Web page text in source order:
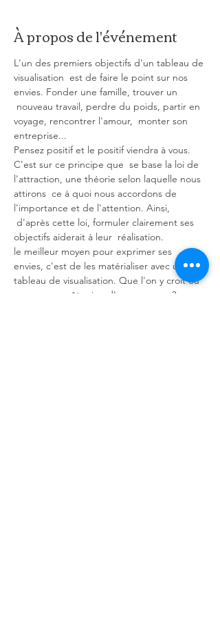
À propos de l'événement
L'un des premiers objectifs d'un tableau de
visualisation  est de faire le point sur nos
envies. Fonder une famille, trouver un
nouveau travail, perdre du poids, partir en
voyage, rencontrer l'amour,  monter son
entreprise...
Pensez positif et le positif viendra à vous.
C'est sur ce principe que  se base la loi de
l'attraction, une théorie selon laquelle nous
attirons  ce à quoi nous accordons de
l'importance et de l'attention. Ainsi,
d'après cette loi, formuler clairement ses
objectifs aiderait à leur  réalisation.
le meilleur moyen pour exprimer ses
envies, c'est de les matérialiser avec un
tableau de visualisation. Que l'on y croit ou
pas, ça ne coûte rien d'essayer, non ?